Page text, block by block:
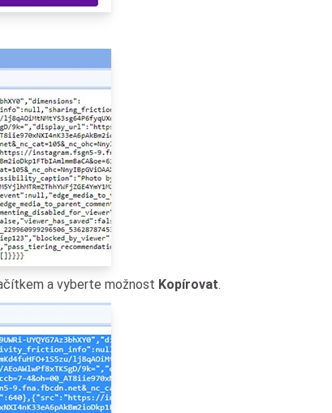
a vyberte možnost Kopírovat.